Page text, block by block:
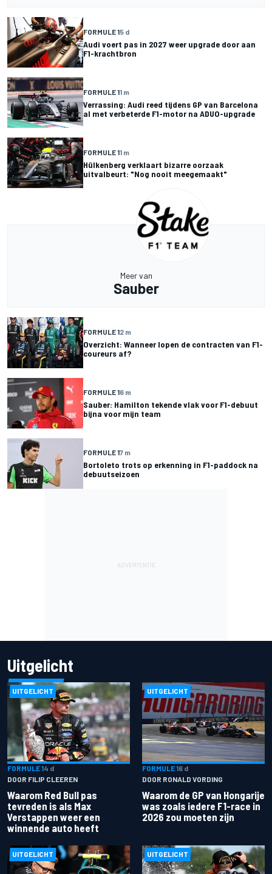
FORMULE 15 d
Audi voert pas in 2027 weer upgrade door aan
F1-krachtbron
FORMULE 11 m
Verrassing: Audi reed tijdens GP van Barcelona
al met verbeterde F1-motor na ADUO-upgrade
FORMULE 11 m
Hülkenberg verklaart bizarre oorzaak
uitvalbeurt: "Nog nooit meegemaakt"
Meer van
Sauber
FORMULE 12 m
Overzicht: Wanneer lopen de contracten van F1-
coureurs af?
FORMULE 16 m
Sauber: Hamilton tekende vlak voor F1-debuut
bijna voor mijn team
FORMULE 17 m
Bortoleto trots op erkenning in F1-paddock na
debuutseizoen
Uitgelicht
UITGELICHT
FORMULE 14 d
DOOR FILIP CLEEREN
Waarom Red Bull pas
tevreden is als Max
Verstappen weer een
winnende auto heeft
UITGELICHT
FORMULE 16 d
DOOR RONALD VORDING
Waarom de GP van Hongarije
was zoals iedere F1-race in
2026 zou moeten zijn
UITGELICHT UITGELICHT